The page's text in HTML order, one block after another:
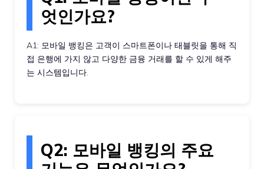
엇인가요?
A1: 모바일 뱅킹은 고객이 스마트폰이나 태블릿을 통해 직
접 은행에 가지 않고 다양한 금융 거래를 할 수 있게 해주
는 시스템입니다.
Q2: 모바일 뱅킹의 주요